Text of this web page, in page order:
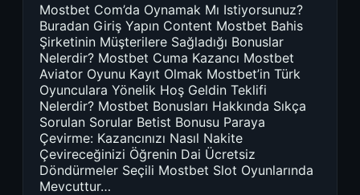
Mostbet Com’da Oynamak Mı Istiyorsunuz?
Buradan Giriş Yapın Content Mostbet Bahis
Şirketinin Müşterilere Sağladığı Bonuslar
Nelerdir? Mostbet Cuma Kazancı Mostbet
Aviator Oyunu Kayıt Olmak Mostbet’in Türk
Oyunculara Yönelik Hoş Geldin Teklifi
Nelerdir? Mostbet Bonusları Hakkında Sıkça
Sorulan Sorular Betist Bonusu Paraya
Çevirme: Kazancınızı Nasıl Nakite
Çevireceğinizi Öğrenin Dai Ücretsiz
Döndürmeler Seçili Mostbet Slot Oyunlarında
Mevcuttur…